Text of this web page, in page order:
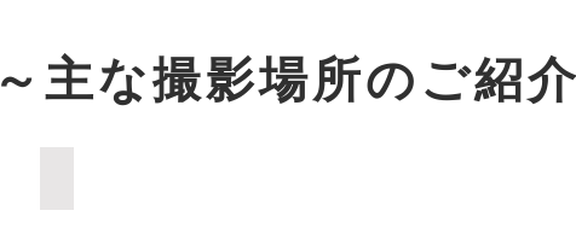
～主な撮影場所のご紹